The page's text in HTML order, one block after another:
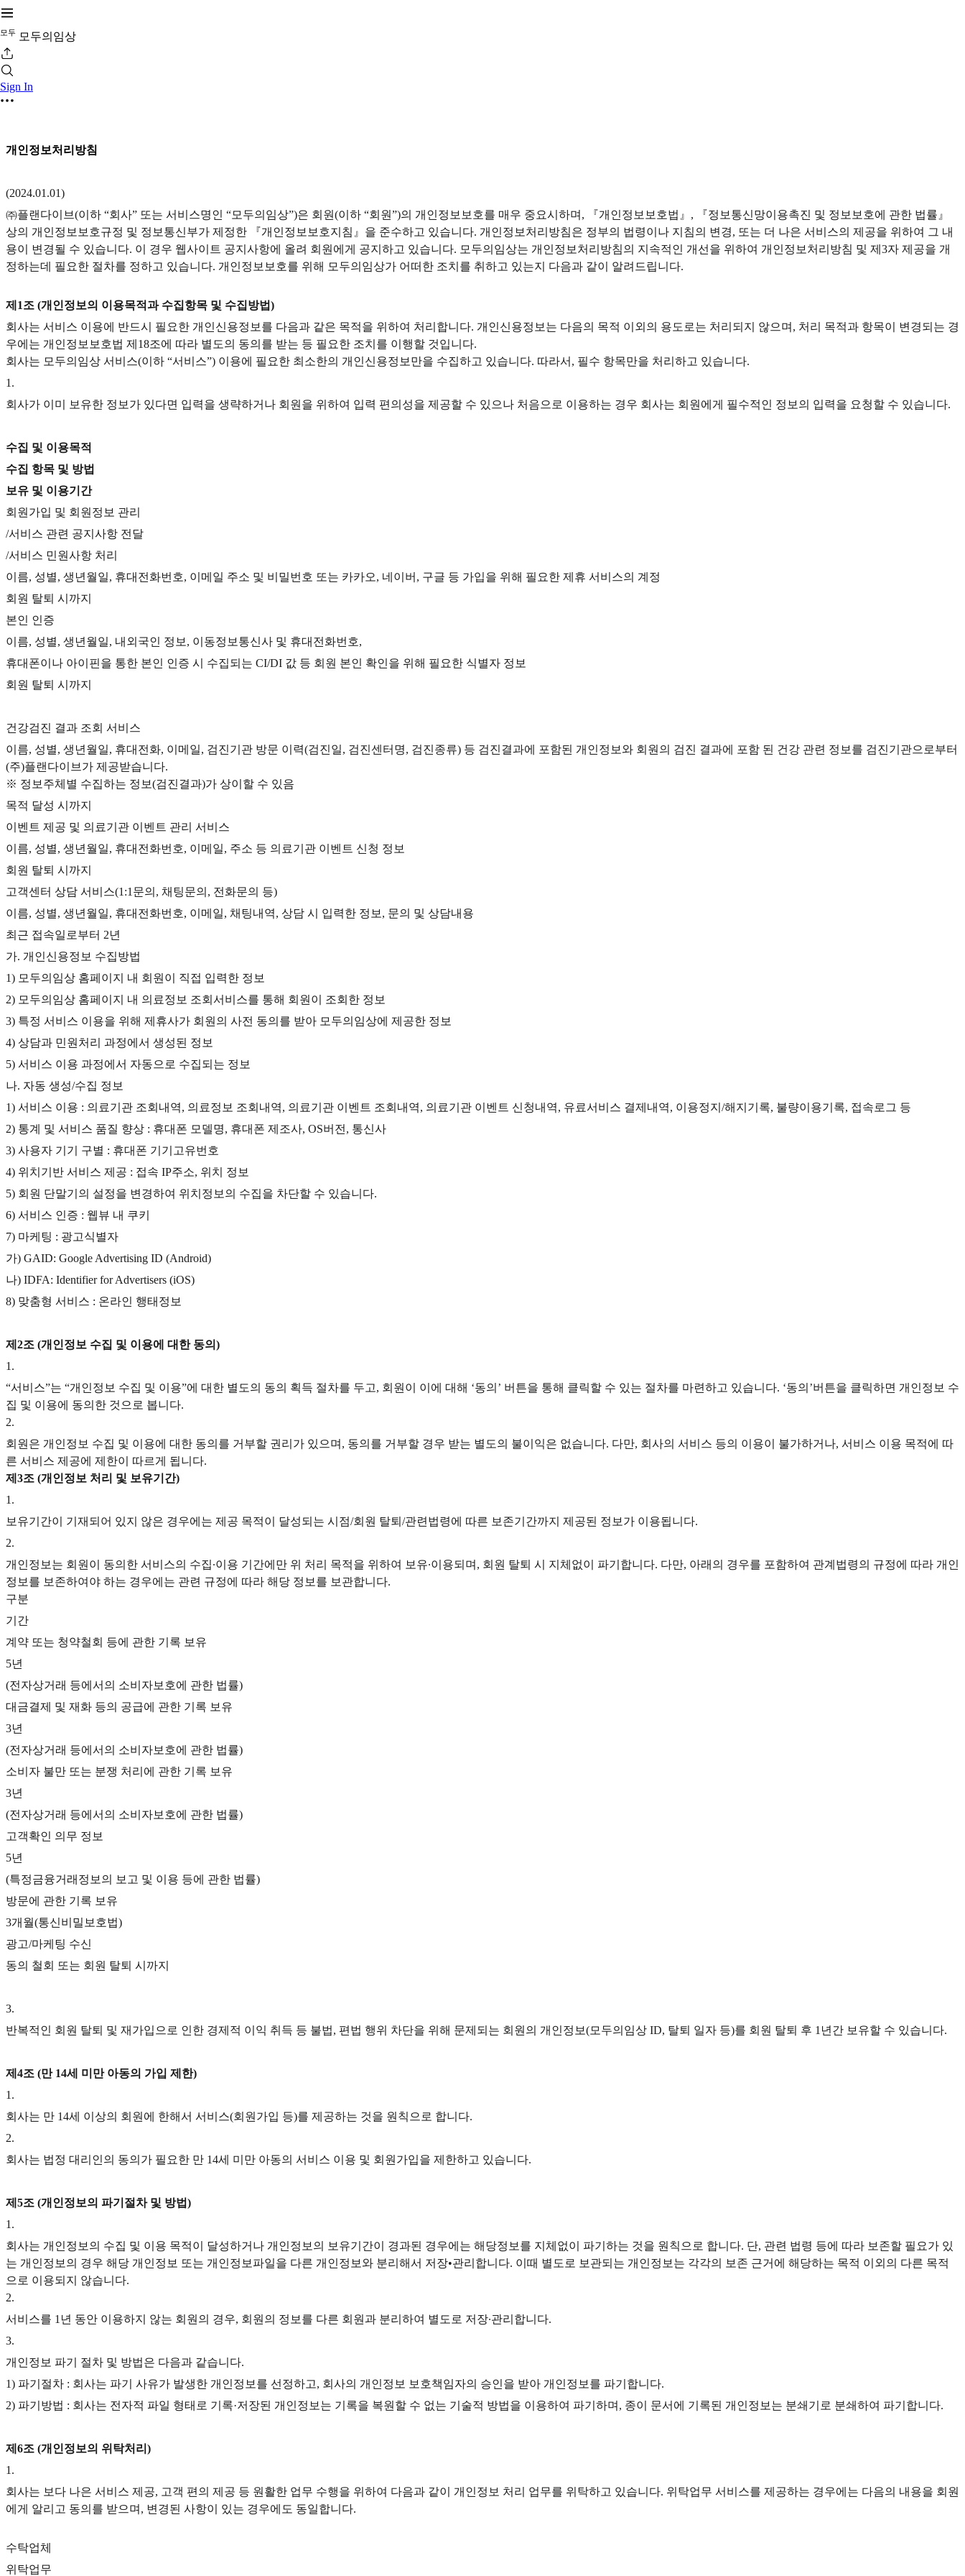
모두 모두의임상
Sign In
개인정보처리방침
(2024.01.01)
㈜플랜다이브(이하 “회사” 또는 서비스명인 “모두의임상”)은 회원(이하 “회원”)의 개인정보보호를 매우 중요시하며, 『개인정보보호법』, 『정보통신망이용촉진 및 정보보호에 관한 법률』
상의 개인정보보호규정 및 정보통신부가 제정한 『개인정보보호지침』을 준수하고 있습니다. 개인정보처리방침은 정부의 법령이나 지침의 변경, 또는 더 나은 서비스의 제공을 위하여 그 내
용이 변경될 수 있습니다. 이 경우 웹사이트 공지사항에 올려 회원에게 공지하고 있습니다. 모두의임상는 개인정보처리방침의 지속적인 개선을 위하여 개인정보처리방침 및 제3자 제공을 개
정하는데 필요한 절차를 정하고 있습니다. 개인정보보호를 위해 모두의임상가 어떠한 조치를 취하고 있는지 다음과 같이 알려드립니다.
제1조 (개인정보의 이용목적과 수집항목 및 수집방법)
회사는 서비스 이용에 반드시 필요한 개인신용정보를 다음과 같은 목적을 위하여 처리합니다. 개인신용정보는 다음의 목적 이외의 용도로는 처리되지 않으며, 처리 목적과 항목이 변경되는 경
우에는 개인정보보호법 제18조에 따라 별도의 동의를 받는 등 필요한 조치를 이행할 것입니다.
회사는 모두의임상 서비스(이하 “서비스”) 이용에 필요한 최소한의 개인신용정보만을 수집하고 있습니다. 따라서, 필수 항목만을 처리하고 있습니다.
1 .
회사가 이미 보유한 정보가 있다면 입력을 생략하거나 회원을 위하여 입력 편의성을 제공할 수 있으나 처음으로 이용하는 경우 회사는 회원에게 필수적인 정보의 입력을 요청할 수 있습니다.
수집 및 이용목적
수집 항목 및 방법
보유 및 이용기간
회원가입 및 회원정보 관리
/서비스 관련 공지사항 전달
/서비스 민원사항 처리
이름, 성별, 생년월일, 휴대전화번호, 이메일 주소 및 비밀번호 또는 카카오, 네이버, 구글 등 가입을 위해 필요한 제휴 서비스의 계정
회원 탈퇴 시까지
본인 인증
이름, 성별, 생년월일, 내외국인 정보, 이동정보통신사 및 휴대전화번호,
휴대폰이나 아이핀을 통한 본인 인증 시 수집되는 CI/DI 값 등 회원 본인 확인을 위해 필요한 식별자 정보
회원 탈퇴 시까지
건강검진 결과 조회 서비스
이름, 성별, 생년월일, 휴대전화, 이메일, 검진기관 방문 이력(검진일, 검진센터명, 검진종류) 등 검진결과에 포함된 개인정보와 회원의 검진 결과에 포함 된 건강 관련 정보를 검진기관으로부터
(주)플랜다이브가 제공받습니다.
※ 정보주체별 수집하는 정보(검진결과)가 상이할 수 있음
목적 달성 시까지
이벤트 제공 및 의료기관 이벤트 관리 서비스
이름, 성별, 생년월일, 휴대전화번호, 이메일, 주소 등 의료기관 이벤트 신청 정보
회원 탈퇴 시까지
고객센터 상담 서비스(1:1문의, 채팅문의, 전화문의 등)
이름, 성별, 생년월일, 휴대전화번호, 이메일, 채팅내역, 상담 시 입력한 정보, 문의 및 상담내용
최근 접속일로부터 2년
가. 개인신용정보 수집방법
1) 모두의임상 홈페이지 내 회원이 직접 입력한 정보
2) 모두의임상 홈페이지 내 의료정보 조회서비스를 통해 회원이 조회한 정보
3) 특정 서비스 이용을 위해 제휴사가 회원의 사전 동의를 받아 모두의임상에 제공한 정보
4) 상담과 민원처리 과정에서 생성된 정보
5) 서비스 이용 과정에서 자동으로 수집되는 정보
나. 자동 생성/수집 정보
1) 서비스 이용 : 의료기관 조회내역, 의료정보 조회내역, 의료기관 이벤트 조회내역, 의료기관 이벤트 신청내역, 유료서비스 결제내역, 이용정지/해지기록, 불량이용기록, 접속로그 등
2) 통계 및 서비스 품질 향상 : 휴대폰 모델명, 휴대폰 제조사, OS버전, 통신사
3) 사용자 기기 구별 : 휴대폰 기기고유번호
4) 위치기반 서비스 제공 : 접속 IP주소, 위치 정보
5) 회원 단말기의 설정을 변경하여 위치정보의 수집을 차단할 수 있습니다.
6) 서비스 인증 : 웹뷰 내 쿠키
7) 마케팅 : 광고식별자
가) GAID: Google Advertising ID (Android)
나) IDFA: Identifier for Advertisers (iOS)
8) 맞춤형 서비스 : 온라인 행태정보
제2조 (개인정보 수집 및 이용에 대한 동의)
1 .
“서비스”는 “개인정보 수집 및 이용”에 대한 별도의 동의 획득 절차를 두고, 회원이 이에 대해 ‘동의’ 버튼을 통해 클릭할 수 있는 절차를 마련하고 있습니다. ‘동의’버튼을 클릭하면 개인정보 수
집 및 이용에 동의한 것으로 봅니다.
2.
회원은 개인정보 수집 및 이용에 대한 동의를 거부할 권리가 있으며, 동의를 거부할 경우 받는 별도의 불이익은 없습니다. 다만, 회사의 서비스 등의 이용이 불가하거나, 서비스 이용 목적에 따
른 서비스 제공에 제한이 따르게 됩니다.
제3조 (개인정보 처리 및 보유기간)
1 .
보유기간이 기재되어 있지 않은 경우에는 제공 목적이 달성되는 시점/회원 탈퇴/관련법령에 따른 보존기간까지 제공된 정보가 이용됩니다.
2.
개인정보는 회원이 동의한 서비스의 수집∙이용 기간에만 위 처리 목적을 위하여 보유∙이용되며, 회원 탈퇴 시 지체없이 파기합니다. 다만, 아래의 경우를 포함하여 관계법령의 규정에 따라 개인
정보를 보존하여야 하는 경우에는 관련 규정에 따라 해당 정보를 보관합니다.
구분
기간
계약 또는 청약철회 등에 관한 기록 보유
5년
(전자상거래 등에서의 소비자보호에 관한 법률)
대금결제 및 재화 등의 공급에 관한 기록 보유
3년
(전자상거래 등에서의 소비자보호에 관한 법률)
소비자 불만 또는 분쟁 처리에 관한 기록 보유
3년
(전자상거래 등에서의 소비자보호에 관한 법률)
고객확인 의무 정보
5년
(특정금융거래정보의 보고 및 이용 등에 관한 법률)
방문에 관한 기록 보유
3개월(통신비밀보호법)
광고/마케팅 수신
동의 철회 또는 회원 탈퇴 시까지
3.
반복적인 회원 탈퇴 및 재가입으로 인한 경제적 이익 취득 등 불법, 편법 행위 차단을 위해 문제되는 회원의 개인정보(모두의임상 ID, 탈퇴 일자 등)를 회원 탈퇴 후 1년간 보유할 수 있습니다.
제4조 (만 14세 미만 아동의 가입 제한)
1 .
회사는 만 14세 이상의 회원에 한해서 서비스(회원가입 등)를 제공하는 것을 원칙으로 합니다.
2.
회사는 법정 대리인의 동의가 필요한 만 14세 미만 아동의 서비스 이용 및 회원가입을 제한하고 있습니다.
제5조 (개인정보의 파기절차 및 방법)
1 .
회사는 개인정보의 수집 및 이용 목적이 달성하거나 개인정보의 보유기간이 경과된 경우에는 해당정보를 지체없이 파기하는 것을 원칙으로 합니다. 단, 관련 법령 등에 따라 보존할 필요가 있
는 개인정보의 경우 해당 개인정보 또는 개인정보파일을 다른 개인정보와 분리해서 저장•관리합니다. 이때 별도로 보관되는 개인정보는 각각의 보존 근거에 해당하는 목적 이외의 다른 목적
으로 이용되지 않습니다.
2.
서비스를 1년 동안 이용하지 않는 회원의 경우, 회원의 정보를 다른 회원과 분리하여 별도로 저장∙관리합니다.
3.
개인정보 파기 절차 및 방법은 다음과 같습니다.
1) 파기절차 : 회사는 파기 사유가 발생한 개인정보를 선정하고, 회사의 개인정보 보호책임자의 승인을 받아 개인정보를 파기합니다.
2) 파기방법 : 회사는 전자적 파일 형태로 기록·저장된 개인정보는 기록을 복원할 수 없는 기술적 방법을 이용하여 파기하며, 종이 문서에 기록된 개인정보는 분쇄기로 분쇄하여 파기합니다.
제6조 (개인정보의 위탁처리)
1 .
회사는 보다 나은 서비스 제공, 고객 편의 제공 등 원활한 업무 수행을 위하여 다음과 같이 개인정보 처리 업무를 위탁하고 있습니다. 위탁업무 서비스를 제공하는 경우에는 다음의 내용을 회원
에게 알리고 동의를 받으며, 변경된 사항이 있는 경우에도 동일합니다.
수탁업체
위탁업무